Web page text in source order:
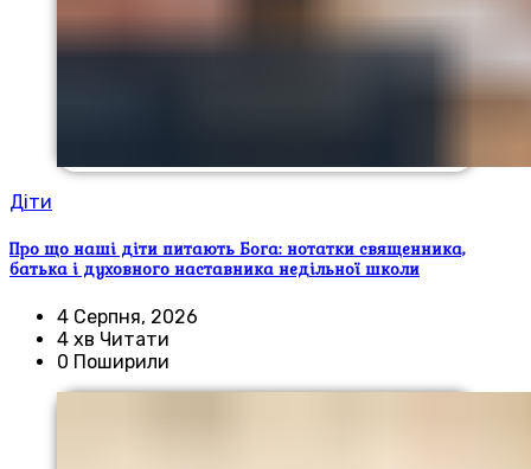
Діти
Про що наші діти питають Бога: нотатки священника,
батька і духовного наставника недільної школи
4 Серпня, 2026
4 хв Читати
0 Поширили